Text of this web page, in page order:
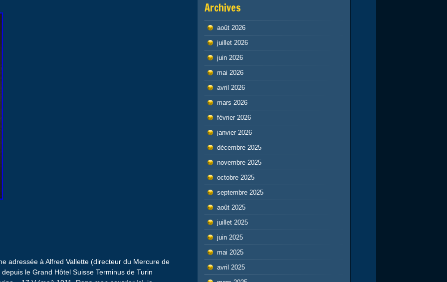
adressée à Alfred Vallette (directeur du Mercure de
le Grand Hôtel Suisse Terminus de Turin
Archives
août 2026
juillet 2026
juin 2026
mai 2026
avril 2026
mars 2026
février 2026
janvier 2026
décembre 2025
novembre 2025
octobre 2025
septembre 2025
août 2025
juillet 2025
juin 2025
mai 2025
avril 2025